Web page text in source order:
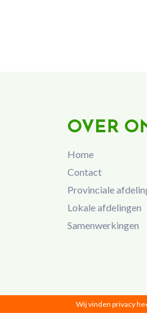
OVER
Home
Contact
Provinciale
Lokale afdelingen
Samenwerkingen
Wij vinden privacy